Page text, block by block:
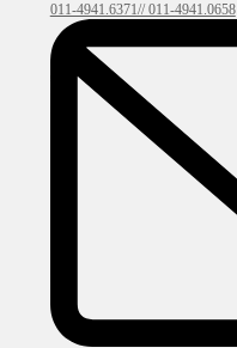
011-4941.6371// 011-4941.0658